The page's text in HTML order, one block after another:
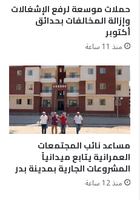
حملات موسعة لرفع الإشغالات
وإزالة المخالفات بحدائق
أكتوبر
منذ 11 ساعة
مساعد نائب المجتمعات
العمرانية يتابع ميدانياً
المشروعات الجارية بمدينة بدر
منذ 12 ساعة